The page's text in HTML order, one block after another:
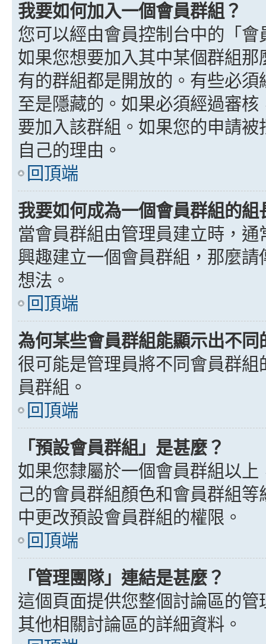
我要如何加入一個會員群組？
您可以經由會員控制台中的「
如果您想要加入其中某個群組
有的群組都是開放的。有些必
至是隱藏的。如果必須經過審
要加入該群組。如果您的申請
自己的理由。
回頂端
我要如何成為一個會員群組的組
當會員群組由管理員建立時，
興趣建立一個會員群組，那麼
想法。
回頂端
為何某些會員群組能顯示出不同
很可能是管理員將不同會員群
員群組。
回頂端
「預設會員群組」是甚麼？
如果您隸屬於一個會員群組以
己的會員群組顏色和會員群組
中更改預設會員群組的權限。
回頂端
「管理團隊」連結是甚麼？
這個頁面提供您整個討論區的
其他相關討論區的詳細資料。